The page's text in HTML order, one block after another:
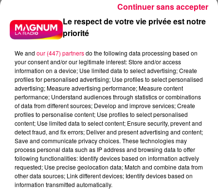
Des assiettes Linvosges rappelées pour
excès de plomb
Du plomb a été détecté dans deux assiettes en
céramique vendues entre 2020 et 2022 par Linvosges.
Le respect de votre vie privée est notre
priorité
We and our (447) partnersdo the following data processing based on
your consent and/or our legitimate interest: Store and/or access
information on a device; Use limited data to select advertising; Create
profiles for personalised advertising; Use profiles to select personalised
advertising; Measure advertising performance; Measure content
performance; Understand audiences through statistics or combinations
of data from different sources; Develop and improve services; Create
profiles to personalise content; Use profiles to select personalised
content; Use limited data to select content; Ensure security, prevent and
detect fraud, and fix errors; Deliver and present advertising and content;
Save and communicate privacy choices. These technologies may
process personal data such as IP address and browsing data to offer
following functionalities: Identify devices based on information actively
requested; Use precise geolocation data; Match and combine data from
other data sources; Link different devices; Identify devices based on
information transmitted automatically.
Continuer sans accepter